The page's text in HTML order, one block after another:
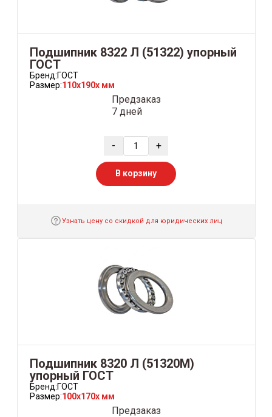
Подшипник 8322 Л (51322) упорный
ГОСТ
Бренд:ГОСТ
Размер:110x190x мм
Предзаказ
7 дней
- +
В корзину
Узнать цену со скидкой для юридических лиц
Подшипник 8320 Л (51320М)
упорный ГОСТ
Бренд:ГОСТ
Размер:100x170x мм
Предзаказ